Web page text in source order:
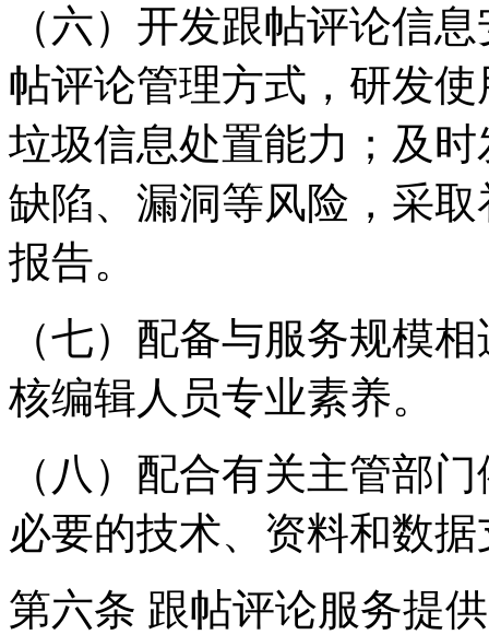
（六）开发跟帖评论信
帖评论管理方式，研发
垃圾信息处置能力；及
缺陷、漏洞等风险，采
报告。
（七）配备与服务规模
核编辑人员专业素养。
（八）配合有关主管部
必要的技术、资料和数
第六条 跟帖评论服务提